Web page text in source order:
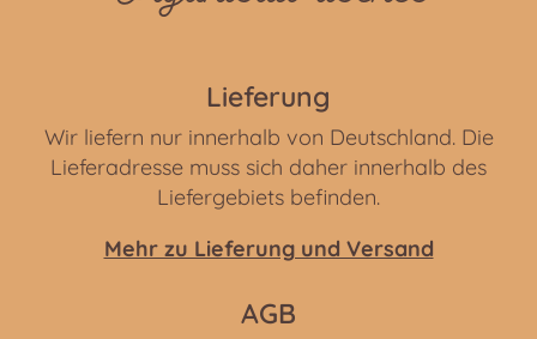
Lieferung
Wir liefern nur innerhalb von Deutschland. Die
Lieferadresse muss sich daher innerhalb des
Liefergebiets befinden.
Mehr zu Lieferung und Versand
AGB